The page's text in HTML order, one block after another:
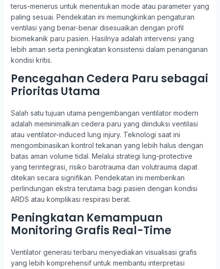
terus-menerus untuk menentukan mode atau parameter yang
paling sesuai. Pendekatan ini memungkinkan pengaturan
ventilasi yang benar-benar disesuaikan dengan profil
biomekanik paru pasien. Hasilnya adalah intervensi yang
lebih aman serta peningkatan konsistensi dalam penanganan
kondisi kritis.
Pencegahan Cedera Paru sebagai
Prioritas Utama
Salah satu tujuan utama pengembangan ventilator modern
adalah meminimalkan cedera paru yang diinduksi ventilasi
atau ventilator-induced lung injury. Teknologi saat ini
mengombinasikan kontrol tekanan yang lebih halus dengan
batas aman volume tidal. Melalui strategi lung-protective
yang terintegrasi, risiko barotrauma dan volutrauma dapat
ditekan secara signifikan. Pendekatan ini memberikan
perlindungan ekstra terutama bagi pasien dengan kondisi
ARDS atau komplikasi respirasi berat.
Peningkatan Kemampuan
Monitoring Grafis Real-Time
Ventilator generasi terbaru menyediakan visualisasi grafis
yang lebih komprehensif untuk membantu interpretasi